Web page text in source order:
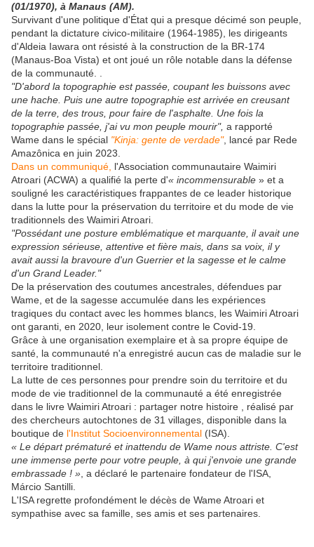
(01/1970), à Manaus (AM).
Survivant d'une politique d'État qui a presque décimé son peuple,
pendant la dictature civico-militaire (1964-1985), les dirigeants
d'Aldeia Iawara ont résisté à la construction de la BR-174
(Manaus-Boa Vista) et ont joué un rôle notable dans la défense
de la communauté. .
"D'abord la topographie est passée, coupant les buissons avec
une hache. Puis une autre topographie est arrivée en creusant
de la terre, des trous, pour faire de l'asphalte. Une fois la
topographie passée, j'ai vu mon peuple mourir", a rapporté
Wame dans le spécial "Kinja: gente de verdade", lancé par Rede
Amazônica en juin 2023.
Dans un communiqué, l'Association communautaire Waimiri
Atroari (ACWA) a qualifié la perte d'« incommensurable » et a
souligné les caractéristiques frappantes de ce leader historique
dans la lutte pour la préservation du territoire et du mode de vie
traditionnels des Waimiri Atroari.
"Possédant une posture emblématique et marquante, il avait une
expression sérieuse, attentive et fière mais, dans sa voix, il y
avait aussi la bravoure d'un Guerrier et la sagesse et le calme
d'un Grand Leader."
De la préservation des coutumes ancestrales, défendues par
Wame, et de la sagesse accumulée dans les expériences
tragiques du contact avec les hommes blancs, les Waimiri Atroari
ont garanti, en 2020, leur isolement contre le Covid-19.
Grâce à une organisation exemplaire et à sa propre équipe de
santé, la communauté n'a enregistré aucun cas de maladie sur le
territoire traditionnel.
La lutte de ces personnes pour prendre soin du territoire et du
mode de vie traditionnel de la communauté a été enregistrée
dans le livre Waimiri Atroari : partager notre histoire , réalisé par
des chercheurs autochtones de 31 villages, disponible dans la
boutique de l'Institut Socioenvironnemental (ISA).
« Le départ prématuré et inattendu de Wame nous attriste. C'est
une immense perte pour votre peuple, à qui j'envoie une grande
embrassade ! » , a déclaré le partenaire fondateur de l'ISA,
Márcio Santilli.
L'ISA regrette profondément le décès de Wame Atroari et
sympathise avec sa famille, ses amis et ses partenaires.